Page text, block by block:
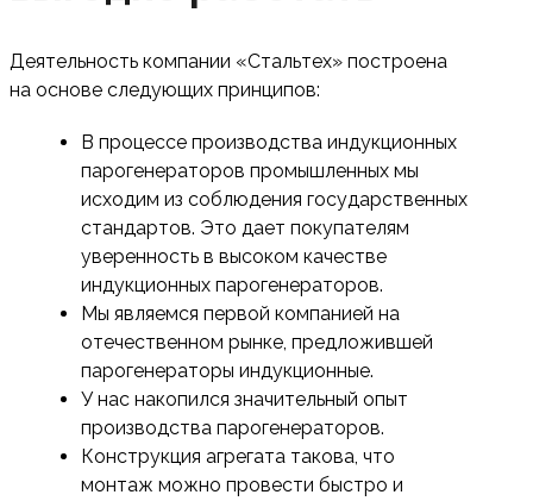
Деятельность компании «Стальтех» построена
на основе следующих принципов:
В процессе производства индукционных
парогенераторов промышленных мы
исходим из соблюдения государственных
стандартов. Это дает покупателям
уверенность в высоком качестве
индукционных парогенераторов.
Мы являемся первой компанией на
отечественном рынке, предложившей
парогенераторы индукционные.
У нас накопился значительный опыт
производства парогенераторов.
Конструкция агрегата такова, что
монтаж можно провести быстро и